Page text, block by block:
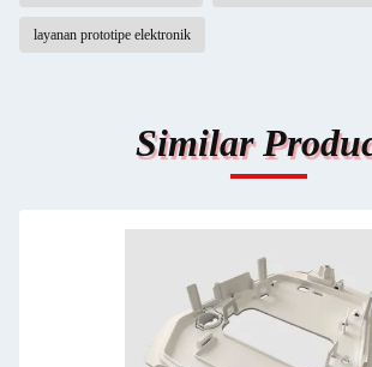
layanan prototipe elektronik
Similar